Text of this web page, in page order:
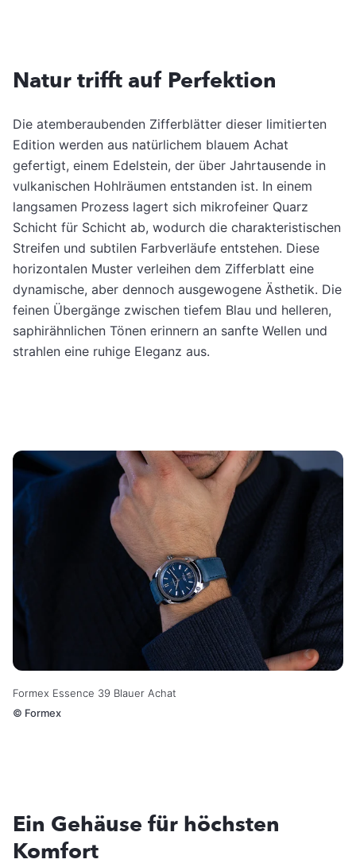
Natur trifft auf Perfektion
Die atemberaubenden Zifferblätter dieser limitierten
Edition werden aus natürlichem blauem Achat
gefertigt, einem Edelstein, der über Jahrtausende in
vulkanischen Hohlräumen entstanden ist. In einem
langsamen Prozess lagert sich mikrofeiner Quarz
Schicht für Schicht ab, wodurch die charakteristischen
Streifen und subtilen Farbverläufe entstehen. Diese
horizontalen Muster verleihen dem Zifferblatt eine
dynamische, aber dennoch ausgewogene Ästhetik. Die
feinen Übergänge zwischen tiefem Blau und helleren,
saphirähnlichen Tönen erinnern an sanfte Wellen und
strahlen eine ruhige Eleganz aus.
Formex Essence 39 Blauer Achat
© Formex
Ein Gehäuse für höchsten
Komfort